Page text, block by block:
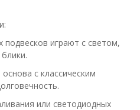
играют с светом,
с классическим
или светодиодных